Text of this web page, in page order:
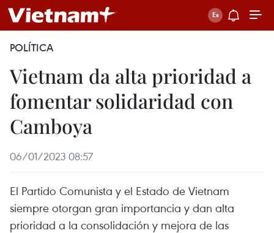
POLÍTICA
Vietnam da alta prioridad a
fomentar solidaridad con
Camboya
06/01/2023 08:57
El Partido Comunista y el Estado de Vietnam
siempre otorgan gran importancia y dan alta
prioridad a la consolidación y mejora de las